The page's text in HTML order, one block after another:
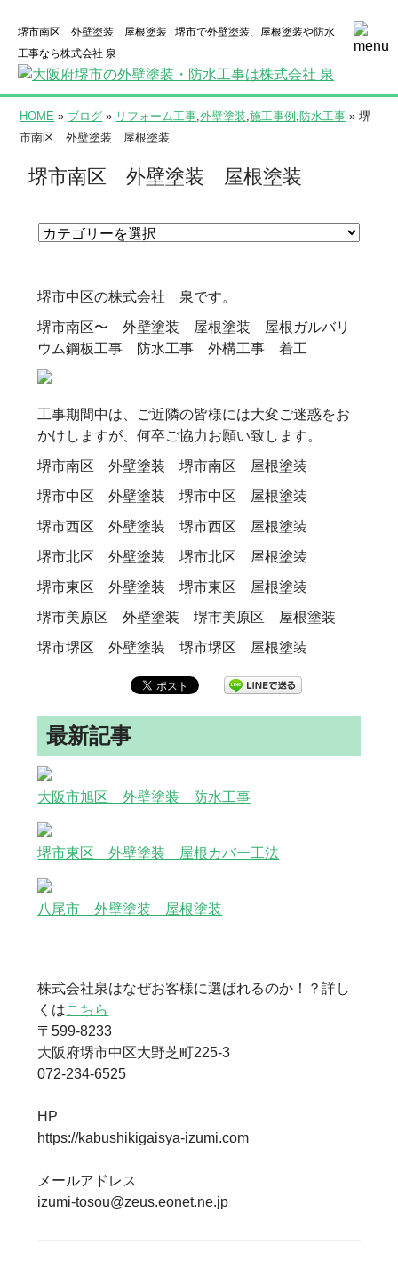
堺市南区 外壁塗装 屋根塗装 | 堺市で外壁塗装、屋根塗装や防水
工事なら株式会社 泉
HOME » ブログ » リフォーム工事,外壁塗装,施工事例 ,防水工事 » 堺
市南区 外壁塗装 屋根塗装
堺市南区 外壁塗装 屋根塗装
堺市中区の株式会社 泉です。
堺市南区〜 外壁塗装 屋根塗装 屋根ガルバリ
ウム鋼板工事 防水工事 外構工事 着工
工事期間中は、ご近隣の皆様には大変ご迷惑をお
かけしますが、何卒ご協力お願い致します。
堺市南区 外壁塗装 堺市南区 屋根塗装
堺市中区 外壁塗装 堺市中区 屋根塗装
堺市西区 外壁塗装 堺市西区 屋根塗装
堺市北区 外壁塗装 堺市北区 屋根塗装
堺市東区 外壁塗装 堺市東区 屋根塗装
堺市美原区 外壁塗装 堺市美原区 屋根塗装
堺市堺区 外壁塗装 堺市堺区 屋根塗装
最新記事
大阪市旭区 外壁塗装 防水工事
堺市東区 外壁塗装 屋根カバー工法
八尾市 外壁塗装 屋根塗装
株式会社泉はなぜお客様に選ばれるのか！？詳し
くはこちら
〒599-8233
大阪府堺市中区大野芝町225-3
072-234-6525
HP
https://kabushikigaisya-izumi.com
メールアドレス
izumi-tosou@zeus.eonet.ne.jp